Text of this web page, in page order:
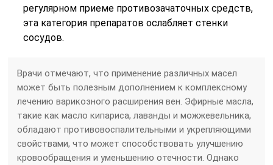
регулярном приеме противозачаточных средств,
эта категория препаратов ослабляет стенки
сосудов.
Врачи отмечают, что применение различных масел
может быть полезным дополнением к комплексному
лечению варикозного расширения вен. Эфирные масла,
такие как масло кипариса, лаванды и можжевельника,
обладают противовоспалительными и укрепляющими
свойствами, что может способствовать улучшению
кровообращения и уменьшению отечности. Однако